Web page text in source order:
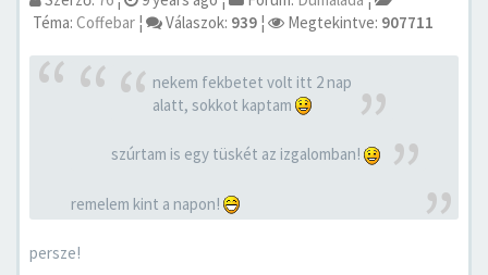
Téma: Coffebar ¦ Válaszok: 939 ¦ Megtekintve: 907711
nekem fekbetet volt itt 2 nap
alatt, sokkot kaptam
szúrtam is egy tüskét az izgalomban!
remelem kint a napon!
persze!